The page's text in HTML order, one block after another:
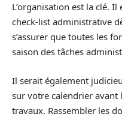
L’organisation est la clé.
check-list administrative
s’assurer que toutes les
saison des tâches
Il serait également
sur votre calendrier avant
travaux. Rassembler les